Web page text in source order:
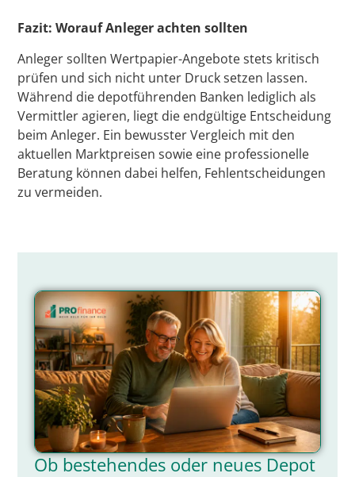
Fazit: Worauf Anleger achten sollten
Anleger sollten Wertpapier-Angebote stets kritisch
prüfen und sich nicht unter Druck setzen lassen.
Während die depotführenden Banken lediglich als
Vermittler agieren, liegt die endgültige Entscheidung
beim Anleger. Ein bewusster Vergleich mit den
aktuellen Marktpreisen sowie eine professionelle
Beratung können dabei helfen, Fehlentscheidungen
zu vermeiden.
Ob bestehendes oder neues Depot